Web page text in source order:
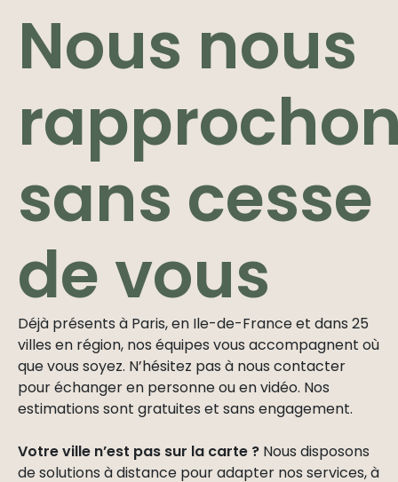
Nous nous
sans cesse
de vous
Déjà présents à Paris, en Ile-de-France et dans 25
villes en région, nos équipes vous accompagnent où
que vous soyez. N’hésitez pas à nous contacter
pour échanger en personne ou en vidéo. Nos
estimations sont gratuites et sans engagement.
Votre ville n’est pas sur la carte ? Nous disposons
de solutions à distance pour adapter nos services, à